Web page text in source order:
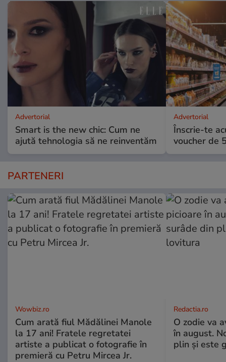
Advertorial
Smart is the new chic: Cum ne
ajută tehnologia să ne reinventăm
Advertorial
Înscrie-te
voucher de
PARTENERI
Wowbiz.ro
Cum arată fiul Mădălinei Manole
la 17 ani! Fratele regretatei
artiste a publicat o fotografie în
premieră cu Petru Mircea Jr.
Redactia.ro
O zodie va
în august.
plin și este